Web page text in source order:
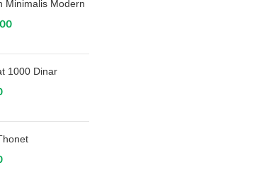
Minimalis Modern
1000 Dinar